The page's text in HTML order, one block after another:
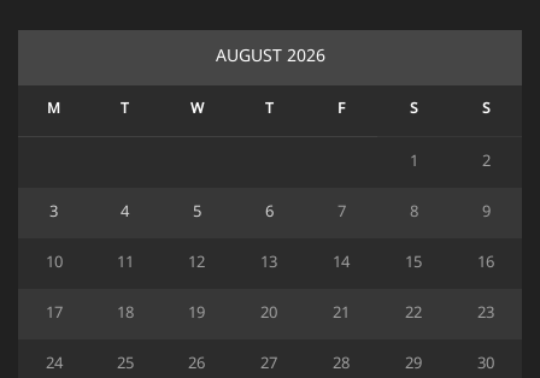
AUGUST 2026
M T W T F S S
1 2
3 4 5 6 7 8 9
10 11 12 13 14 15 16
17 18 19 20 21 22 23
24 25 26 27 28 29 30